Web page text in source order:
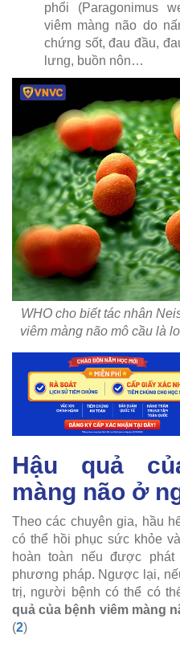
phổi (Paragonimus
viêm màng não do
chứng sốt, đau đầu,
lưng, buồn nôn…
WHO cho biết tác nhân
viêm màng não mô cầu là
Hậu quả
màng não ở
Theo các chuyên gia, hầu
có thể hồi phục sức khỏe
hoàn toàn nếu được
phương pháp. Ngược lại,
trị, người bệnh có thể có
quả của bệnh viêm màng
(2)